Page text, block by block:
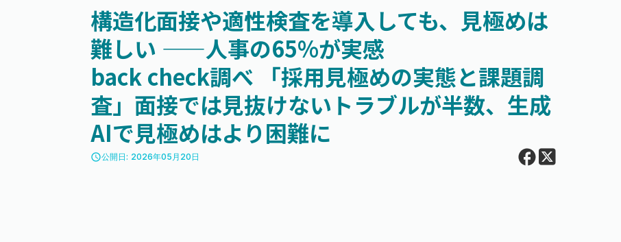
構造化面接や適性検査を導入しても、見極めは
難しい ——人事の65%が実感
back check調べ 「採用見極めの実態と課題調
査」面接では見抜けないトラブルが半数、生成
AIで見極めはより困難に
access_time公開日: 2026年05月20日